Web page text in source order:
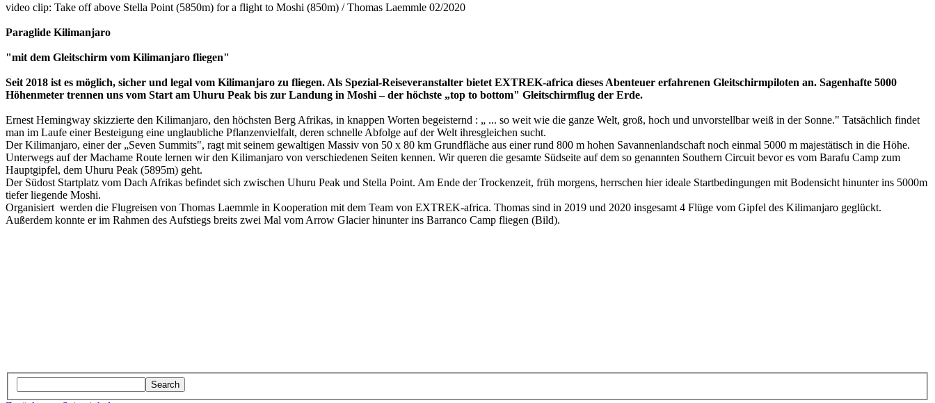
video clip: Take off above Stella Point (5850m) for a flight to Moshi (850m) / Thomas Laemmle 02/2020
Paraglide Kilimanjaro
"mit dem Gleitschirm vom Kilimanjaro fliegen"
Seit 2018 ist es möglich, sicher und legal vom Kilimanjaro zu fliegen. Als Spezial-Reiseveranstalter bietet EXTREK-africa dieses Abenteuer erfahrenen Gleitschirmpiloten an. Sagenhafte 5000
Höhenmeter trennen uns vom Start am Uhuru Peak bis zur Landung in Moshi – der höchste „top to bottom" Gleitschirmflug der Erde.
Ernest Hemingway skizzierte den Kilimanjaro, den höchsten Berg Afrikas, in knappen Worten begeisternd : „ ... so weit wie die ganze Welt, groß, hoch und unvorstellbar weiß in der Sonne." Tatsächlich findet
man im Laufe einer Besteigung eine unglaubliche Pflanzenvielfalt, deren schnelle Abfolge auf der Welt ihresgleichen sucht.
Der Kilimanjaro, einer der „Seven Summits", ragt mit seinem gewaltigen Massiv von 50 x 80 km Grundfläche aus einer rund 800 m hohen Savannenlandschaft noch einmal 5000 m majestätisch in die Höhe.
Unterwegs auf der Machame Route lernen wir den Kilimanjaro von verschiedenen Seiten kennen. Wir queren die gesamte Südseite auf dem so genannten Southern Circuit bevor es vom Barafu Camp zum
Hauptgipfel, dem Uhuru Peak (5895m) geht.
Der Südost Startplatz vom Dach Afrikas befindet sich zwischen Uhuru Peak und Stella Point. Am Ende der Trockenzeit, früh morgens, herrschen hier ideale Startbedingungen mit Bodensicht hinunter ins 5000m
tiefer liegende Moshi.
Organisiert werden die Flugreisen von Thomas Laemmle in Kooperation mit dem Team von EXTREK-africa. Thomas sind in 2019 und 2020 insgesamt 4 Flüge vom Gipfel des Kilimanjaro geglückt.
Außerdem konnte er im Rahmen des Aufstiegs breits zwei Mal vom Arrow Glacier hinunter ins Barranco Camp fliegen (Bild).
Search